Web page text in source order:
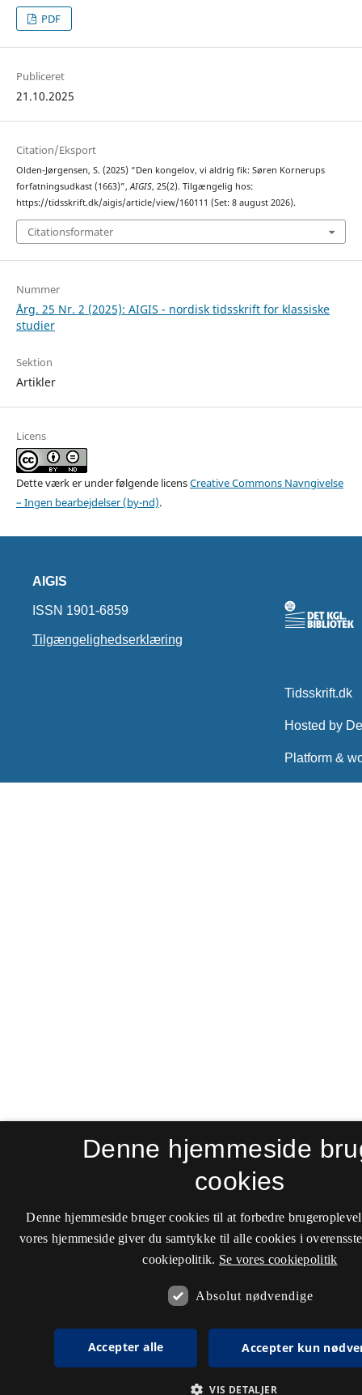
PDF
Publiceret
21.10.2025
Citation/Eksport
Olden-Jørgensen, S. (2025) “Den kongelov, vi aldrig fik: Søren Kornerups
forfatningsudkast (1663)”,AIGIS, 25(2). Tilgængelig hos:
https://tidsskrift.dk/aigis/article/view/160111 (Set: 8 august 2026).
Citationsformater
Nummer
Årg. 25 Nr. 2 (2025): AIGIS - nordisk tidsskrift for klassiske
studier
Sektion
Artikler
Licens
Dette værk er under følgende licensCreative Commons Navngivelse
– Ingen bearbejdelser (by-nd).
AIGIS
ISSN 1901-6859
Tilgængelighedserklæring
Denne hjemmeside
cookies
Denne hjemmeside bruger cookies til at forbedre
vores hjemmeside giver du samtykke til alle cookies i
cookiepolitik. Se vores cookiepolitik
Absolut nødvendige
Accepter alle Accepter kun
VIS DETALJER